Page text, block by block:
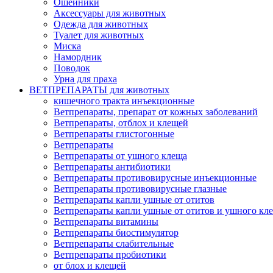
Аксессуары для животных
Одежда для животных
Туалет для животных
Миска
Намордник
Поводок
Урна для праха
ВЕТПРЕПАРАТЫ для животных
кишечного тракта инъекционные
Ветпрепараты, препарат от кожных заболеваний
Ветпрепараты, отблох и клещей
Ветпрепараты глистогонные
Ветпрепараты
Ветпрепараты от ушного клеща
Ветпрепараты антибиотики
Ветпрепараты противовирусные инъекционные
Ветпрепараты противовирусные глазные
Ветпрепараты капли ушные от отитов
Ветпрепараты капли ушные от отитов и ушного
Ветпрепараты витамины
Ветпрепараты биостимулятор
Ветпрепараты слабительные
Ветпрепараты пробиотики
от блох и клещей